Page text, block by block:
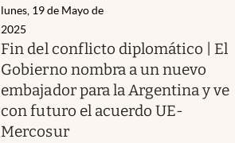
lunes, 19 de Mayo de
2025
Fin del conflicto diplomático | El
Gobierno nombra a un nuevo
embajador para la Argentina y ve
con futuro el acuerdo UE-
Mercosur